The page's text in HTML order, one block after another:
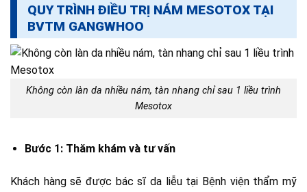
QUY TRÌNH ĐIỀU TRỊ NÁM MESOTOX TẠI
BVTM GANGWHOO
Không còn làn da nhiều nám, tàn nhang chỉ sau 1 liều trình
Mesotox
Bước 1: Thăm khám và tư vấn
Khách hàng sẽ được bác sĩ da liễu tại Bệnh viện thẩm mỹ